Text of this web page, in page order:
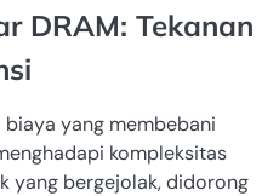
DRAM: Tekanan
yang membebani
kompleksitas
yang bergejolak, didorong